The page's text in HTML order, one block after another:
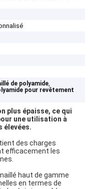
de polyamide,
pour revêtement
plus épaisse, ce qui
une utilisation à
élevées.
des charges
efficacement les
haut de gamme
en termes de